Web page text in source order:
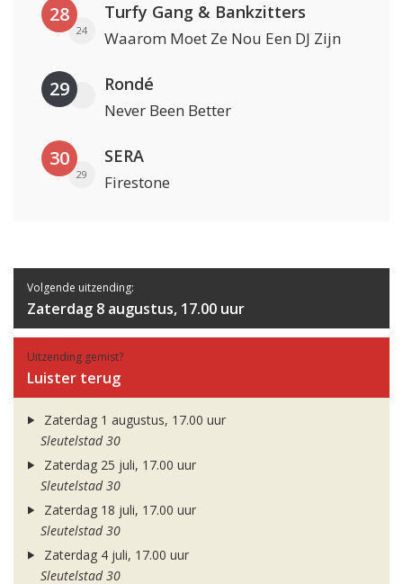
28
24
Turfy Gang & Bankzitters
Waarom Moet Ze Nou Een DJ Zijn
29 Rondé
Never Been Better
30
29
SERA
Firestone
Volgende uitzending:
Zaterdag 8 augustus, 17.00 uur
Uitzending gemist?
Luister terug
Zaterdag 1 augustus, 17.00 uur
Sleutelstad 30
Zaterdag 25 juli, 17.00 uur
Sleutelstad 30
Zaterdag 18 juli, 17.00 uur
Sleutelstad 30
Zaterdag 4 juli, 17.00 uur
Sleutelstad 30